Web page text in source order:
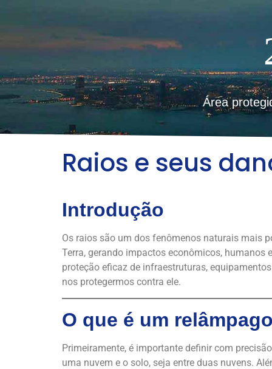
Área
Raios e seus
Introdução
Os raios são um dos fenômenos naturais mais
Terra, gerando impactos econômicos,
proteção eficaz de infraestruturas,
nos protegermos contra ele.
O que é um
Primeiramente, é importante definir com
uma nuvem e o solo, seja entre duas nuvens.